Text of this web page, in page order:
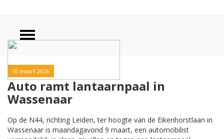
10 maart 2026
Auto ramt lantaarnpaal in
Wassenaar
Op de N44, richting Leiden, ter hoogte van de Eikenhorstlaan in
Wassenaar is maandagavond 9 maart, een automobilist